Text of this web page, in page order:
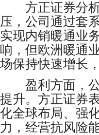
方正证券分析
压，公司通过套
实现内销暖通业
响，但欧洲暖通
场保持快速增长
盈利方面，公
提升。方正证券
化全球布局、强
力，经营抗风险